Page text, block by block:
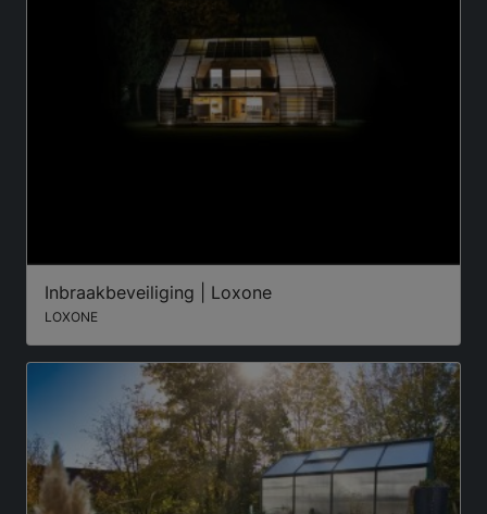
Inbraakbeveiliging | Loxone
LOXONE